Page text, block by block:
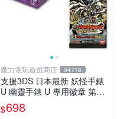
魔力電玩遊戲商店 54716
支援3DS 日本最新 妖怪手錶
U 幽靈手錶 U 專用徽章 第三
幕 鬼島篇 整盒12包 【板橋魔
力】
$698